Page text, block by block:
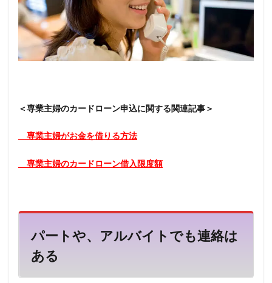
＜専業主婦のカードローン申込に関する関連記事＞
専業主婦がお金を借りる方法
専業主婦のカードローン借入限度額
パートや、アルバイトでも連絡は
ある